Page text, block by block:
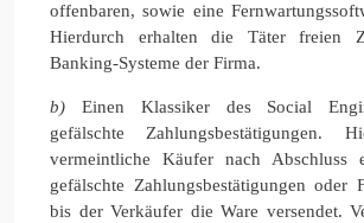
offenbaren, sowie eine
Hierdurch erhalten die Täter freien
Banking-Systeme der Firma.
b) Einen Klassiker des Social
gefälschte Zahlungsbestätigungen.
vermeintliche Käufer nach Abschluss
gefälschte Zahlungsbestätigungen oder
bis der Verkäufer die Ware versendet.